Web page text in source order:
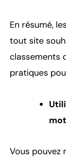
En résumé,
tout site
classements
pratiques
Vous pouvez